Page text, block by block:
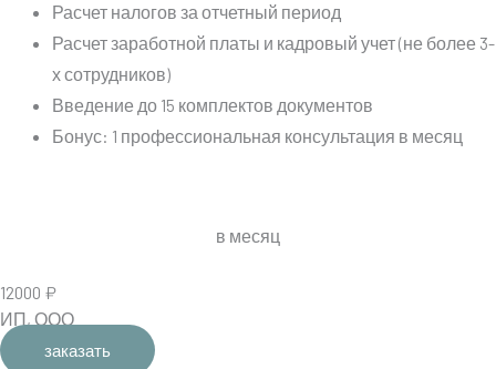
Расчет налогов за отчетный период
Расчет заработной платы и кадровый учет (не более 3-
х сотрудников)
Введение до 15 комплектов документов
Бонус: 1 профессиональная консультация в месяц
в месяц
12000 ₽
ИП, ООО
заказать